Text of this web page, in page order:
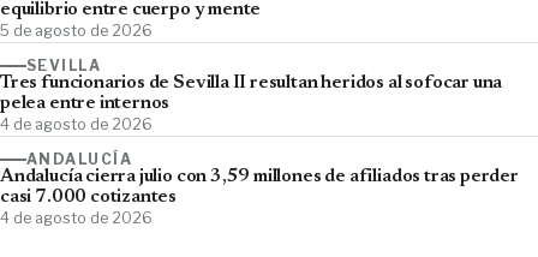
equilibrio entre cuerpo y mente
5 de agosto de 2026
SEVILLA
Tres funcionarios de Sevilla II resultan heridos al sofocar una
pelea entre internos
4 de agosto de 2026
ANDALUCÍA
Andalucía cierra julio con 3,59 millones de afiliados tras perder
casi 7.000 cotizantes
4 de agosto de 2026